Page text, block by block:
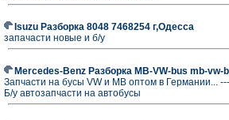
Isuzu Разборка 8048 7468254 г,Одесса
запачасти новые и б/у
Mercedes-Benz Разборка MB-VW-bus mb-vw-
Запчасти на бусы VW и MB оптом в Германии... ---
Б/у автозапчасти на автобусы